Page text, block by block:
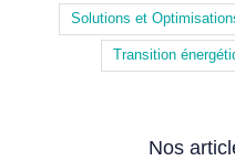
Solutions et
Transition
Nos